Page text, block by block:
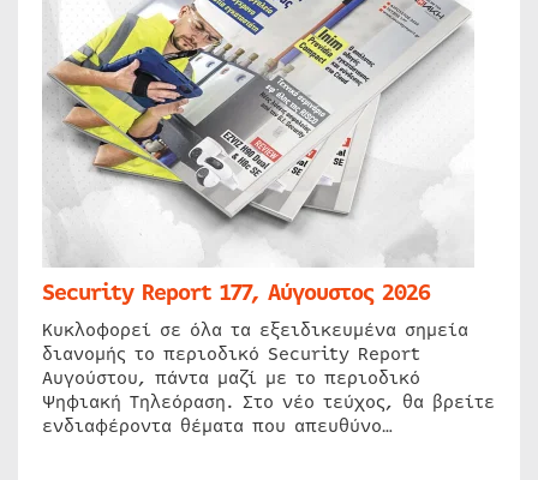
Security Report 177, Αύγουστος 2026
Κυκλοφορεί σε όλα τα εξειδικευμένα σημεία
διανομής το περιοδικό Security Report
Αυγούστου, πάντα μαζί με το περιοδικό
Ψηφιακή Τηλεόραση. Στο νέο τεύχος, θα βρείτε
ενδιαφέροντα θέματα που απευθύνο…